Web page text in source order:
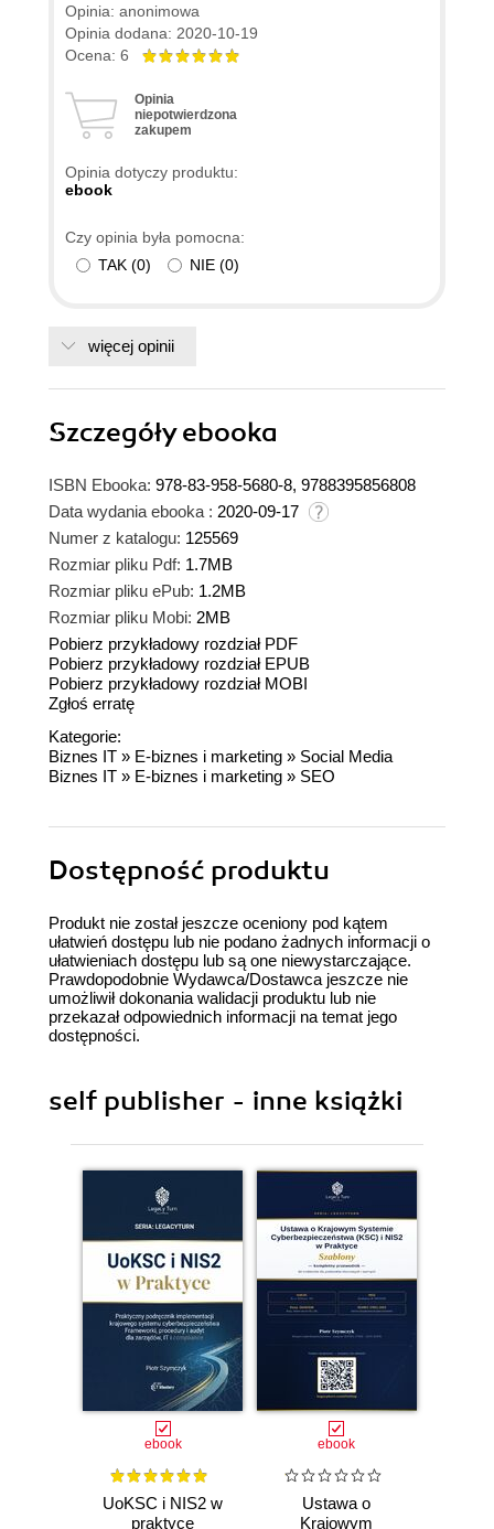
Opinia: anonimowa
Opinia dodana: 2020-10-19
Ocena: 6
Opinia
niepotwierdzona
zakupem
Opinia dotyczy produktu:
ebook
Czy opinia była pomocna:
TAK (0) NIE (0)
więcej opinii
Szczegółyebooka
ISBN Ebooka: 978-83-958-5680-8, 9788395856808
Data wydania ebooka : 2020-09-17
Numer z katalogu: 125569
Rozmiar pliku Pdf: 1.7MB
Rozmiar pliku ePub: 1.2MB
Rozmiar pliku Mobi: 2MB
Pobierz przykładowy rozdział PDF
Pobierz przykładowy rozdział EPUB
Pobierz przykładowy rozdział MOBI
Zgłoś erratę
Kategorie:
Biznes IT » E-biznes i marketing » Social Media
Biznes IT » E-biznes i marketing » SEO
Dostępność produktu
Produkt nie został jeszcze oceniony pod kątem
ułatwień dostępu lub nie podano żadnych informacji o
ułatwieniach dostępu lub są one niewystarczające.
Prawdopodobnie Wydawca/Dostawca jeszcze nie
umożliwił dokonania walidacji produktu lub nie
przekazał odpowiednich informacji na temat jego
dostępności.
self publisher - inne książki
ebook
UoKSC i NIS2 w
praktyce
ebook
Ustawa o
Krajowym